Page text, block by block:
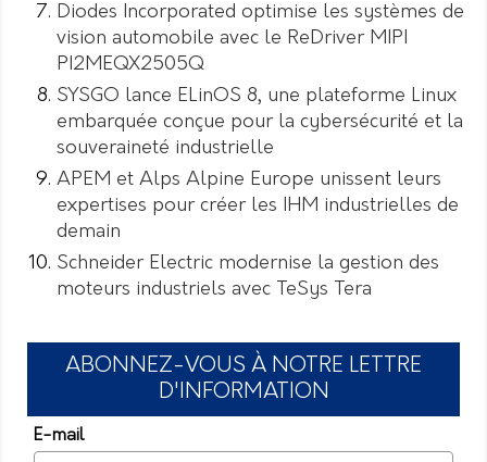
Diodes Incorporated optimise les systèmes de
vision automobile avec le ReDriver MIPI
PI2MEQX2505Q
SYSGO lance ELinOS 8, une plateforme Linux
embarquée conçue pour la cybersécurité et la
souveraineté industrielle
APEM et Alps Alpine Europe unissent leurs
expertises pour créer les IHM industrielles de
demain
Schneider Electric modernise la gestion des
moteurs industriels avec TeSys Tera
ABONNEZ-VOUS À NOTRE LETTRE
D'INFORMATION
E-mail